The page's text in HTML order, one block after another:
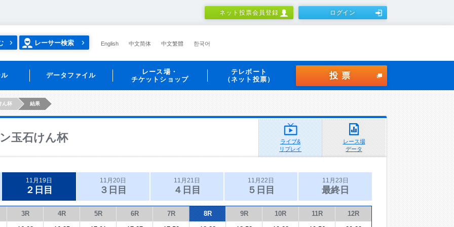
ネット投票会員登録 ログイン
レーサー検索 English 中文简体 中文繁體 한국어
データファイル
レース場・
チケットショップ
テレボート
（ネット投票）
投票
ん杯 結果
玉石けん杯
ライブ&
リプレイ
レース場
データ
11月19日
２日目
11月20日
３日目
11月21日
４日目
11月22日
５日目
11月23日
最終日
3R 4R 5R 6R 7R 8R 9R 10R 11R 12R